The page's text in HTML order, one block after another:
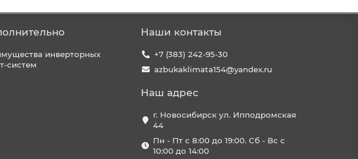
инверторных
систем
Наши контакты
+7 (383) 242-95-30
azbukaklimata154@yandex.ru
Наш адрес
г. Новосибирск ул. Ипподромская
44
Пн - Пт с 8:00 до 19:00. Сб - Вс с
10:00 до 14:00